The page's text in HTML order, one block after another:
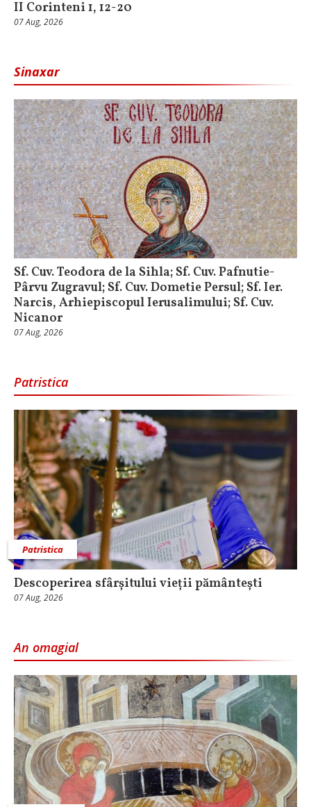
II Corinteni 1, 12-20
07 Aug, 2026
Sinaxar
Sf. Cuv. Teodora de la Sihla; Sf. Cuv. Pafnutie-
Pârvu Zugravul; Sf. Cuv. Dometie Persul; Sf. Ier.
Narcis, Arhiepiscopul Ierusalimului; Sf. Cuv.
Nicanor
07 Aug, 2026
Patristica
Patristica
Descoperirea sfârșitului vieții pământești
07 Aug, 2026
An omagial